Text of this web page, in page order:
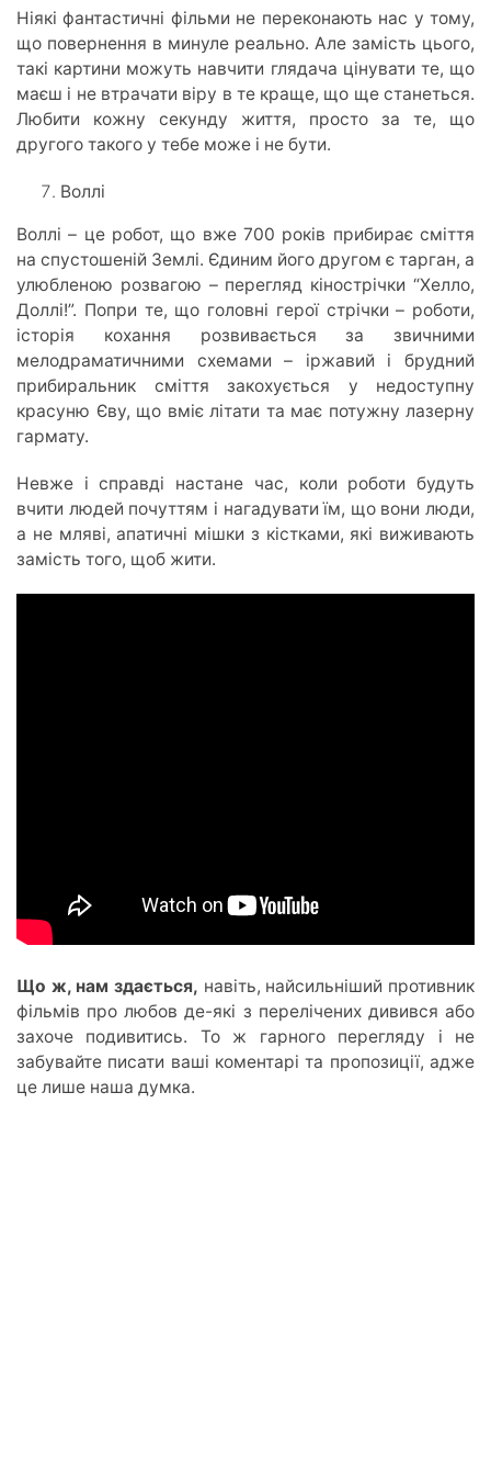
Ніякі фантастичні фільми не переконають нас у тому,
що повернення в минуле реально. Але замість цього,
такі картини можуть навчити глядача цінувати те, що
маєш і не втрачати віру в те краще, що ще станеться.
Любити кожну секунду життя, просто за те, що
другого такого у тебе може і не бути.
Воллі
Воллі – це робот, що вже 700 років прибирає сміття
на спустошеній Землі. Єдиним його другом є тарган, а
улюбленою розвагою – перегляд кінострічки “Хелло,
Доллі!”. Попри те, що головні герої стрічки – роботи,
історія кохання розвивається за звичними
мелодраматичними схемами – іржавий і брудний
прибиральник сміття закохується у недоступну
красуню Єву, що вміє літати та має потужну лазерну
гармату.
Невже і справді настане час, коли роботи будуть
вчити людей почуттям і нагадувати їм, що вони люди,
а не мляві, апатичні мішки з кістками, які виживають
замість того, щоб жити.
Що ж, нам здається, навіть, найсильніший противник
фільмів про любов де-які з перелічених дивився або
захоче подивитись. То ж гарного перегляду і не
забувайте писати ваші коментарі та пропозиції, адже
це лише наша думка.